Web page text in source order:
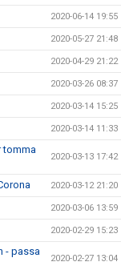
2020-06-14 19:55
2020-05-27 21:48
2020-04-29 21:22
2020-03-26 08:37
2020-03-14 15:25
2020-03-14 11:33
tomma
2020-03-13 17:42
2020-03-12 21:20
2020-03-06 13:59
2020-02-29 15:23
- passa
2020-02-27 13:04